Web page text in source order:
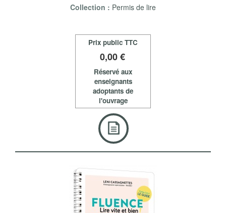
Collection : Permis de lire
Prix public TTC
0,00 €
Réservé aux
enseignants
adoptants de
l'ouvrage